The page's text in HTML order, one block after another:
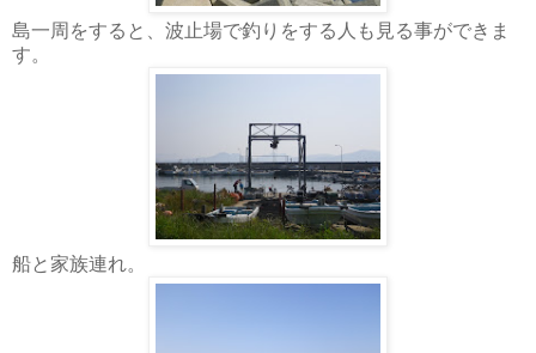
島一周をすると、波止場で釣りをする人も見る事ができま
す。
船と家族連れ。